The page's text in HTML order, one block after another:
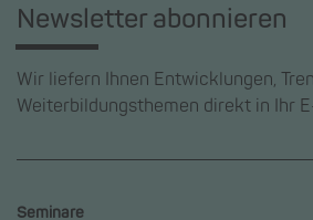
Newsletter abonnieren
Wir liefern Ihnen Entwicklungen,
Weiterbildungsthemen direkt in Ihr
Seminare